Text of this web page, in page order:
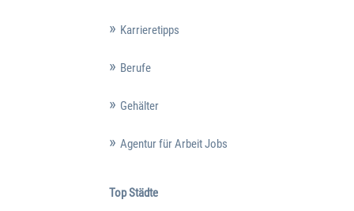
Karrieretipps
Berufe
Gehälter
Agentur für Arbeit Jobs
Top Städte